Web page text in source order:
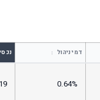
דמי ניהול ↕
0.64%